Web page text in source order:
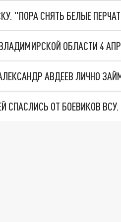
"ПОРА СНЯТЬ БЕЛЫЕ
ОБЛАСТИ 4
АВДЕЕВ ЛИЧНО
СПАСЛИСЬ ОТ БОЕВИКОВ